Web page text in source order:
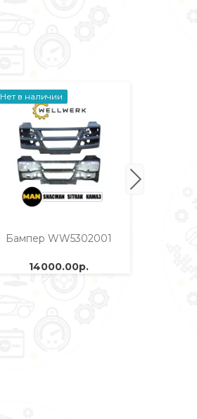
Нет в наличии
Бампер WW5302001
14000.00р.